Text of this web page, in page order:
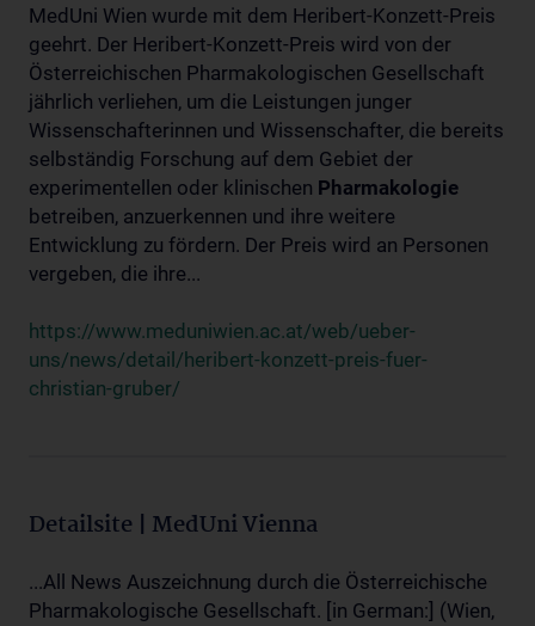
MedUni Wien wurde mit dem Heribert-Konzett-Preis
geehrt. Der Heribert-Konzett-Preis wird von der
Österreichischen Pharmakologischen Gesellschaft
jährlich verliehen, um die Leistungen junger
Wissenschafterinnen und Wissenschafter, die bereits
selbständig Forschung auf dem Gebiet der
experimentellen oder klinischen Pharmakologie
betreiben, anzuerkennen und ihre weitere
Entwicklung zu fördern. Der Preis wird an Personen
vergeben, die ihre...
https://www.meduniwien.ac.at/web/ueber-
uns/news/detail/heribert-konzett-preis-fuer-
christian-gruber/
Detailsite | MedUni Vienna
...All News Auszeichnung durch die Österreichische
Pharmakologische Gesellschaft. [in German:] (Wien,